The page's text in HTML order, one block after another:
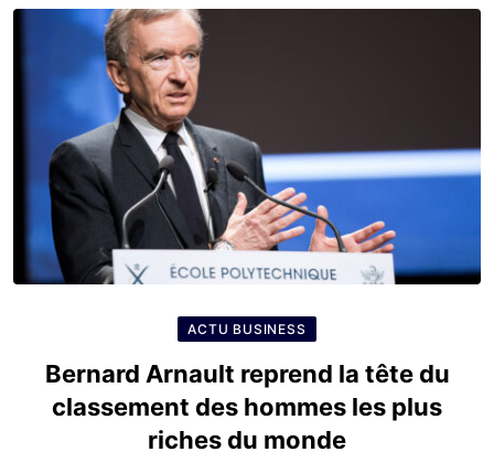
ACTU BUSINESS
Bernard Arnault reprend la tête du
classement des hommes les plus
riches du monde